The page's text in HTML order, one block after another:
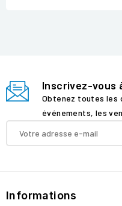
Inscrivez-vous
Obtenez toutes les
événements, les
Informations